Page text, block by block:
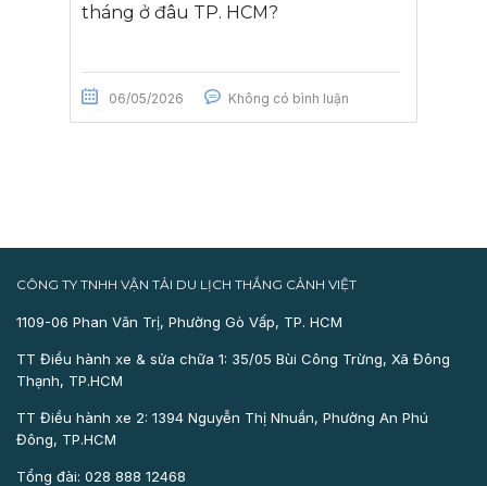
tháng ở đâu TP. HCM?
06/05/2026 Không có bình luận
CÔNG TY TNHH VẬN TẢI DU LỊCH THẮNG CẢNH VIỆT
1109-06 Phan Văn Trị, Phường Gò Vấp, TP. HCM
TT Điều hành xe & sửa chữa 1: 35/05 Bùi Công Trừng, Xã Đông
Thạnh, TP.HCM
TT Điều hành xe 2: 1394 Nguyễn Thị Nhuần, Phường An Phú
Đông, TP.HCM
Tổng đài: 028 888 12468